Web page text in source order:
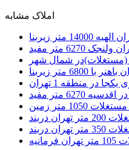
املاک مشابه
متر مفید
(مستغلات)در شمال شهر
متر زیربنا
در منطقه 1 تهران
متر مفید
متر زمین
دربند
دربند